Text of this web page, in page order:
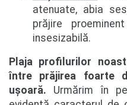
atenuate, abia
prăjire
insesizabilă.
Plaja profilurilor
între prăjirea foarte
ușoară. Urmărim în